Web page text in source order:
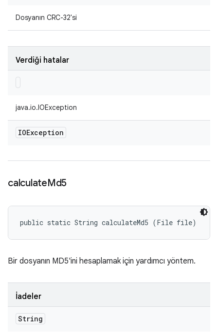
Dosyanın CRC-32'si
Verdiği hatalar
java.io.IOException
IOException
calculateMd5
public static String calculateMd5 (File file)
Bir dosyanın MD5'ini hesaplamak için yardımcı yöntem.
İadeler
String